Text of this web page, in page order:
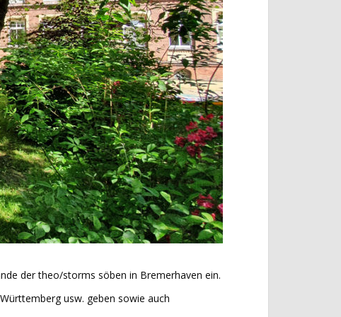
der theo/storms söben in Bremerhaven ein.
usw. geben sowie auch